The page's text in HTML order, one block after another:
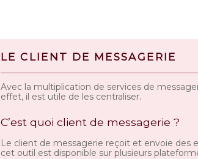
LE CLIENT DE MESSAGERIE
Avec la multiplication de services de
effet, il est utile de les centraliser.
C’est quoi client de messagerie ?
Le client de messagerie reçoit et envoie des
cet outil est disponible sur plusieurs